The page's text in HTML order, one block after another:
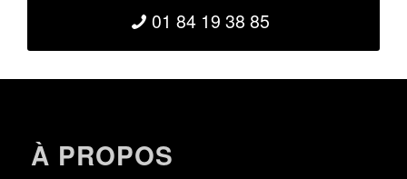
01 84 19 38 85
À PROPOS